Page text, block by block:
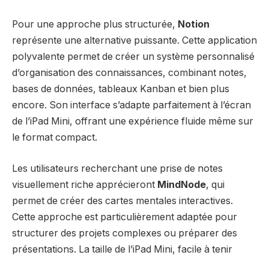
Pour une approche plus structurée, Notion
représente une alternative puissante. Cette application
polyvalente permet de créer un système personnalisé
d’organisation des connaissances, combinant notes,
bases de données, tableaux Kanban et bien plus
encore. Son interface s’adapte parfaitement à l’écran
de l’iPad Mini, offrant une expérience fluide même sur
le format compact.
Les utilisateurs recherchant une prise de notes
visuellement riche apprécieront MindNode, qui
permet de créer des cartes mentales interactives.
Cette approche est particulièrement adaptée pour
structurer des projets complexes ou préparer des
présentations. La taille de l’iPad Mini, facile à tenir